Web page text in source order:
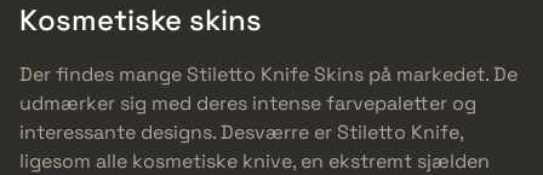
Kosmetiske skins
Der findes mange Stiletto Knife Skins på markedet. De
udmærker sig med deres intense farvepaletter og
interessante designs. Desværre er Stiletto Knife,
ligesom alle kosmetiske knive, en ekstremt sjælden